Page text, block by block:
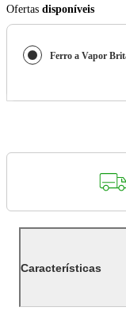
Ofertas disponíveis
Características